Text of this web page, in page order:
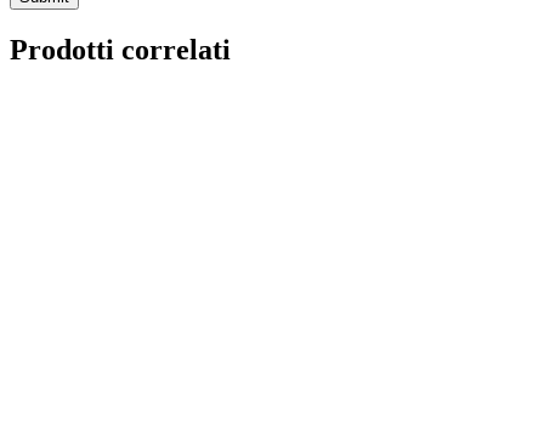
Prodotti correlati